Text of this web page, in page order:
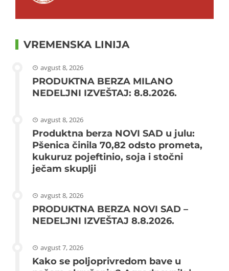
VREMENSKA LINIJA
avgust 8, 2026
PRODUKTNA BERZA MILANO
NEDELJNI IZVEŠTAJ: 8.8.2026.
avgust 8, 2026
Produktna berza NOVI SAD u julu:
Pšenica činila 70,82 odsto prometa,
kukuruz pojeftinio, soja i stočni
ječam skuplji
avgust 8, 2026
PRODUKTNA BERZA NOVI SAD –
NEDELJNI IZVEŠTAJ 8.8.2026.
avgust 7, 2026
Kako se poljoprivredom bave u